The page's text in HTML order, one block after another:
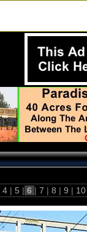
4 | 5 | 6 | 7 | 8 | 9 |